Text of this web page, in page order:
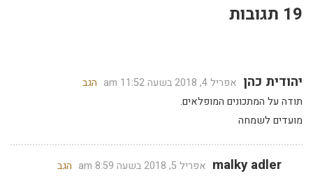
19 תגובות
יהודית כהן אפריל 4, 2018 בשעה 11:52 am
הגב
תודה על המתכונים המופלאים.
מועדים לשמחה
malky adler אפריל 5, 2018 בשעה 8:59 am
הגב